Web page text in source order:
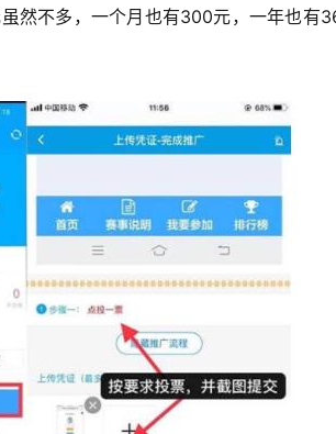
然不多，一个月也有300元，一年也有